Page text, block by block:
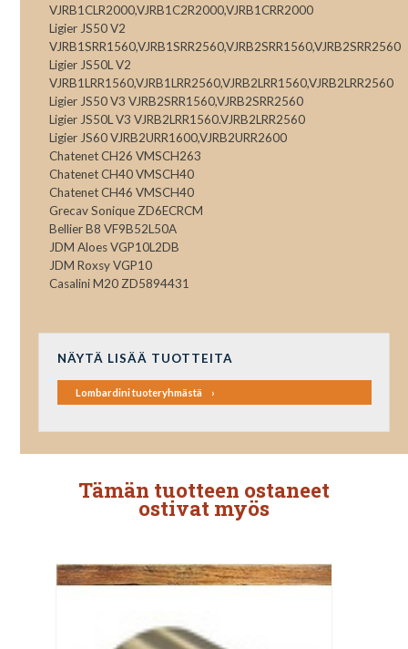
VJRB1CLR2000,VJRB1C2R2000,VJRB1CRR2000
Ligier JS50 V2
VJRB1SRR1560,VJRB1SRR2560,VJRB2SRR1560,VJRB2SRR2560
Ligier JS50L V2
VJRB1LRR1560,VJRB1LRR2560,VJRB2LRR1560,VJRB2LRR2560
Ligier JS50 V3 VJRB2SRR1560,VJRB2SRR2560
Ligier JS50L V3 VJRB2LRR1560.VJRB2LRR2560
Ligier JS60 VJRB2URR1600,VJRB2URR2600
Chatenet CH26 VMSCH263
Chatenet CH40 VMSCH40
Chatenet CH46 VMSCH40
Grecav Sonique ZD6ECRCM
Bellier B8 VF9B52L50A
JDM Aloes VGP10L2DB
JDM Roxsy VGP10
Casalini M20 ZD5894431
NÄYTÄ LISÄÄ TUOTTEITA
Lombardini tuoteryhmästä
Tämän tuotteen ostaneet
ostivat myös